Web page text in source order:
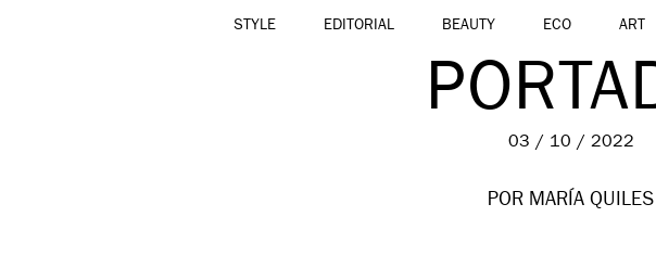
STYLE EDITORIAL BEAUTY ECO ART
03 / 10 / 2022
POR MARÍA QUILES